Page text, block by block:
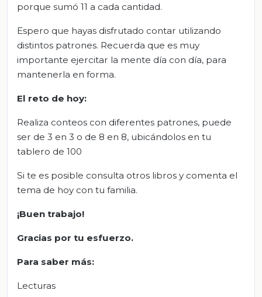
porque sumó 11 a cada cantidad.
Espero que hayas disfrutado contar utilizando
distintos patrones. Recuerda que es muy
importante ejercitar la mente día con día, para
mantenerla en forma.
El reto de hoy:
Realiza conteos con diferentes patrones, puede
ser de 3 en 3 o de 8 en 8, ubicándolos en tu
tablero de 100
Si te es posible consulta otros libros y comenta el
tema de hoy con tu familia.
¡Buen trabajo!
Gracias por tu esfuerzo.
Para saber más:
Lecturas